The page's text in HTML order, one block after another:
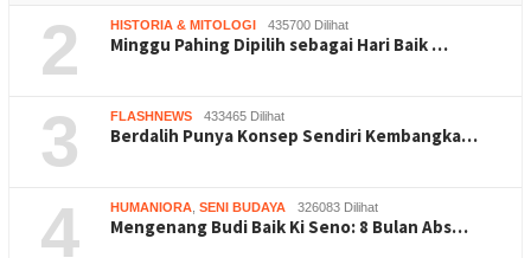
2 HISTORIA & MITOLOGI 435700 Dilihat
Minggu Pahing Dipilih sebagai Hari Baik …
3 FLASHNEWS 433465 Dilihat
Berdalih Punya Konsep Sendiri Kembangka…
4 HUMANIORA SENI BUDAYA 326083 Dilihat
Mengenang Budi Baik Ki Seno: 8 Bulan Abs…